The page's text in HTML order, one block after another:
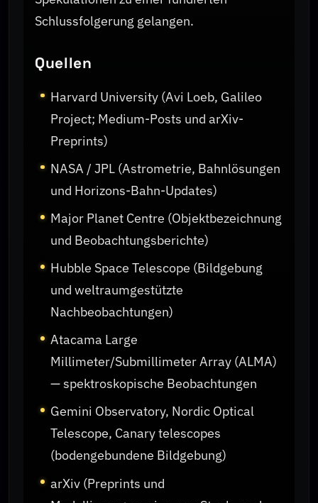
Schlussfolgerung gelangen.
Quellen
Harvard University (Avi Loeb, Galileo
Project; Medium-Posts und arXiv-
Preprints)
NASA / JPL (Astrometrie, Bahnlösungen
und Horizons-Bahn-Updates)
Major Planet Centre (Objektbezeichnung
und Beobachtungsberichte)
Hubble Space Telescope (Bildgebung
und weltraumgestützte
Nachbeobachtungen)
Atacama Large
Millimeter/Submillimeter Array (ALMA)
— spektroskopische Beobachtungen
Gemini Observatory, Nordic Optical
Telescope, Canary telescopes
(bodengebundene Bildgebung)
arXiv (Preprints und